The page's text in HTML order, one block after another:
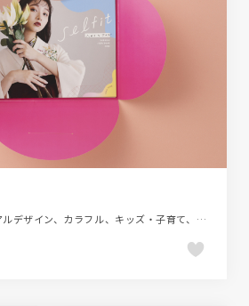
かわいい、エディトリアルデザイン、カラフル、キッズ・子育て、ファッション・ビューティー、大きめ写真